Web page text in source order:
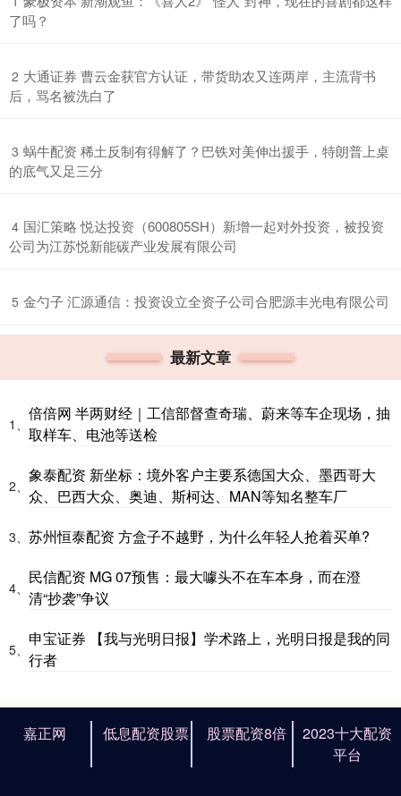
了吗？
2 ​大通证券 曹云金获官方认证，带货助农又连两岸，主流背书
后，骂名被洗白了
3 ​蜗牛配资 稀土反制有得解了？巴铁对美伸出援手，特朗普上桌
的底气又足三分
4 ​国汇策略 悦达投资（600805SH）新增一起对外投资，被投资
公司为江苏悦新能碳产业发展有限公司
5 ​金勺子 汇源通信：投资设立全资子公司合肥源丰光电有限公司
最新文章
1、
倍倍网 半两财经｜工信部督查奇瑞、蔚来等车企现场，抽
取样车、电池等送检
2、
象泰配资 新坐标：境外客户主要系德国大众、墨西哥大
众、巴西大众、奥迪、斯柯达、MAN等知名整车厂
3、 苏州恒泰配资 方盒子不越野，为什么年轻人抢着买单?
4、
民信配资 MG 07预售：最大噱头不在车本身，而在澄
清“抄袭”争议
5、
申宝证券 【我与光明日报】学术路上，光明日报是我的同
行者
嘉正网 低息配资股票 股票配资8倍
2023十大配资
平台